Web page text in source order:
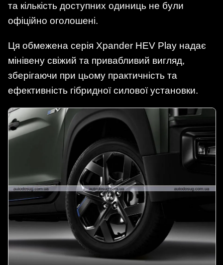
та кількість доступних одиниць не були
офіційно оголошені.
Ця обмежена серія Xpander HEV Play надає
мінівену свіжий та привабливий вигляд,
зберігаючи при цьому практичність та
ефективність гібридної силової установки.